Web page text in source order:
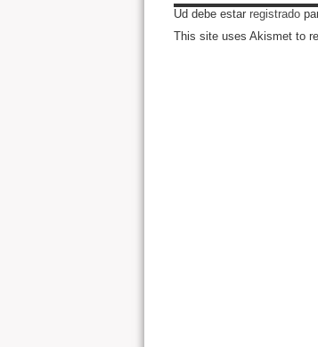
Ud debe estar registrado
This site uses Akismet to